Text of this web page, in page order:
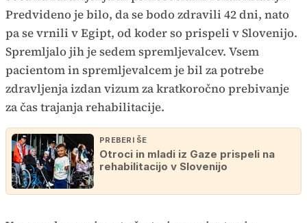
Predvideno je bilo, da se bodo zdravili 42 dni, nato
pa se vrnili v Egipt, od koder so prispeli v Slovenijo.
Spremljalo jih je sedem spremljevalcev. Vsem
pacientom in spremljevalcem je bil za potrebe
zdravljenja izdan vizum za kratkoročno prebivanje
za čas trajanja rehabilitacije.
PREBERI ŠE
Otroci in mladi iz Gaze prispeli na
rehabilitacijo v Slovenijo